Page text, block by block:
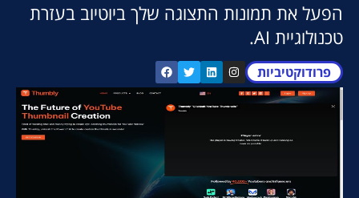
הפעל את תמונות התצוגה שלך ביוטיוב בעזרת
טכנולוגיית AI.
פרודוקטיביות
מעבר לאתר הכלי